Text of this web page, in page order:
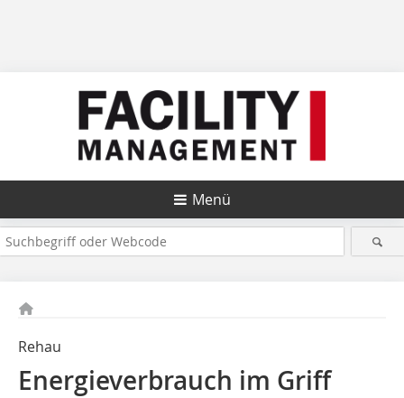
Menü
Rehau
Energieverbrauch im Griff